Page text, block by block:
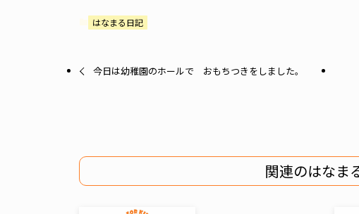
はなまる日記
今日は幼稚園のホールで おもちつきをしました。
関連のはなま